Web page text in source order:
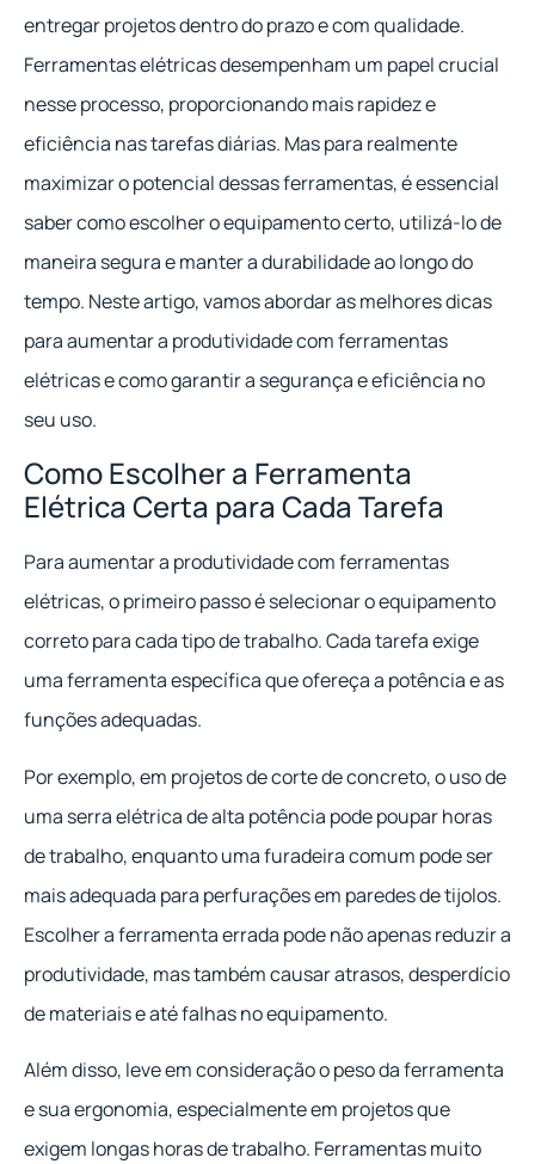
entregar projetos dentro do prazo e com qualidade.
Ferramentas elétricas desempenham um papel crucial
nesse processo, proporcionando mais rapidez e
eficiência nas tarefas diárias. Mas para realmente
maximizar o potencial dessas ferramentas, é essencial
saber como escolher o equipamento certo, utilizá-lo de
maneira segura e manter a durabilidade ao longo do
tempo. Neste artigo, vamos abordar as melhores dicas
para aumentar a produtividade com ferramentas
elétricas e como garantir a segurança e eficiência no
seu uso.
Como Escolher a Ferramenta
Elétrica Certa para Cada Tarefa
Para aumentar a produtividade com ferramentas
elétricas, o primeiro passo é selecionar o equipamento
correto para cada tipo de trabalho. Cada tarefa exige
uma ferramenta específica que ofereça a potência e as
funções adequadas.
Por exemplo, em projetos de corte de concreto, o uso de
uma serra elétrica de alta potência pode poupar horas
de trabalho, enquanto uma furadeira comum pode ser
mais adequada para perfurações em paredes de tijolos.
Escolher a ferramenta errada pode não apenas reduzir a
produtividade, mas também causar atrasos, desperdício
de materiais e até falhas no equipamento.
Além disso, leve em consideração o peso da ferramenta
e sua ergonomia, especialmente em projetos que
exigem longas horas de trabalho. Ferramentas muito